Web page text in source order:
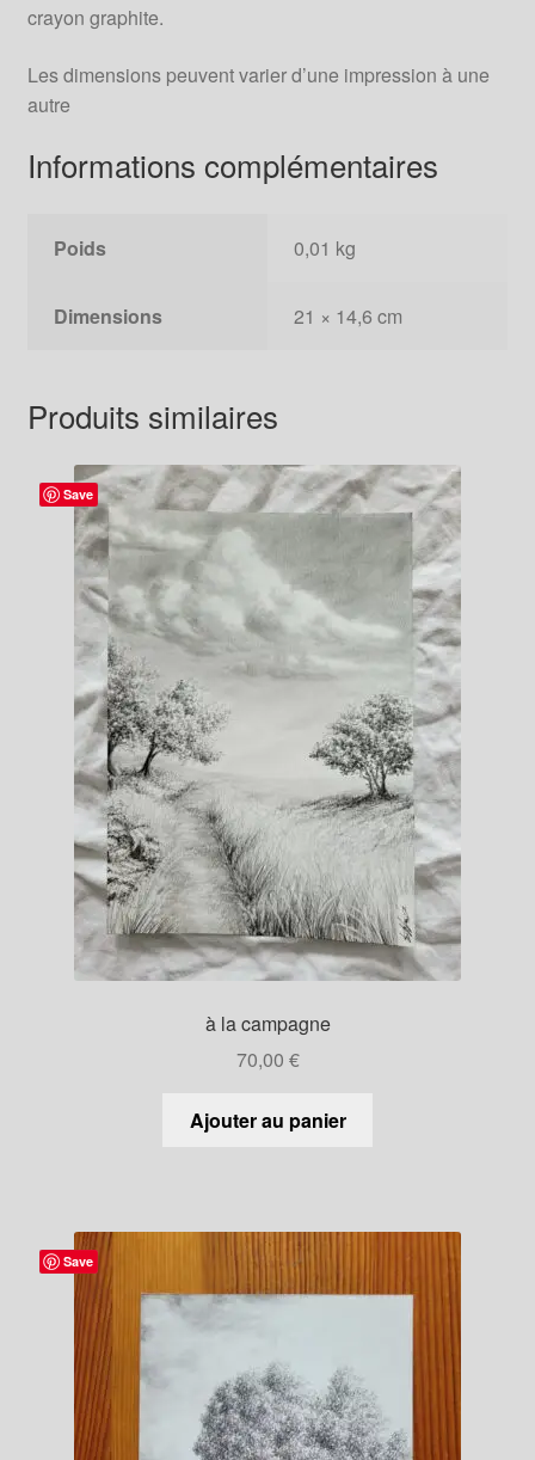
crayon graphite.
Les dimensions peuvent varier d’une impression à une
autre
Informations complémentaires
Poids 0,01 kg
Dimensions 21 × 14,6 cm
Produits similaires
Save
à la campagne
70,00 €
Ajouter au panier
Save